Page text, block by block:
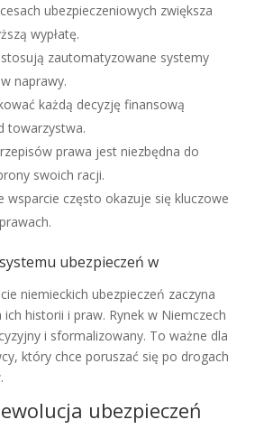
ubezpieczeniowych zwiększa
wypłatę.
zautomatyzowane systemy
naprawy.
każdą decyzję finansową
towarzystwa.
prawa jest niezbędna do
swoich racji.
wsparcie często okazuje się kluczowe
ubezpieczeń w
niemieckich ubezpieczeń zaczyna
ich historii i praw. Rynek w Niemczech
i sformalizowany. To ważne dla
który chce poruszać się po drogach
ubezpieczeń